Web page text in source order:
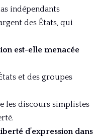
indépendants
des États, qui
est-elle menacée
et des groupes
les discours simplistes
d’expression dans